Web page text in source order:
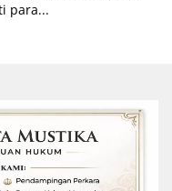
para...